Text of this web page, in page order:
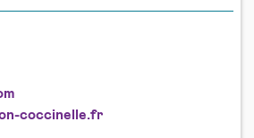
coccinelle.fr